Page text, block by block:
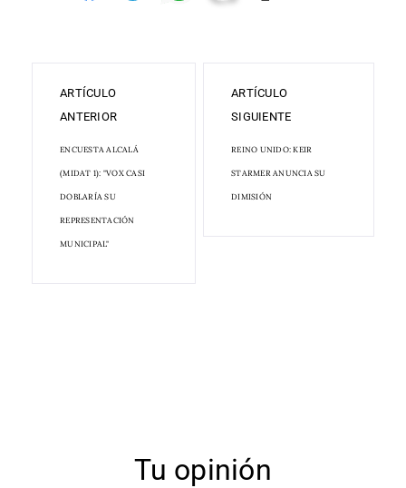
ARTÍCULO
ANTERIOR
ENCUESTA ALCALÁ
(MIDAT 1): "VOX CASI
DOBLARÍA SU
REPRESENTACIÓN
MUNICIPAL"
ARTÍCULO
SIGUIENTE
REINO UNIDO: KEIR
STARMER ANUNCIA SU
DIMISIÓN
Tu opinión